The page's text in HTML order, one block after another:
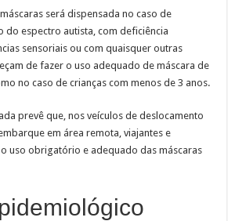
será dispensada no caso de
do espectro autista, com deficiência
sensoriais ou com quaisquer outras
de fazer o uso adequado de máscara de
no caso de crianças com menos de 3 anos.
prevê que, nos veículos de deslocamento
em área remota, viajantes e
uso obrigatório e adequado das máscaras